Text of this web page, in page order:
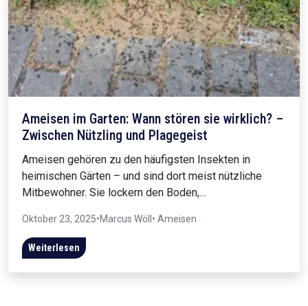
Ameisen im Garten: Wann stören sie wirklich? –
Zwischen Nützling und Plagegeist
Ameisen gehören zu den häufigsten Insekten in
heimischen Gärten – und sind dort meist nützliche
Mitbewohner. Sie lockern den Boden,…
Oktober 23, 2025•Marcus Wöll• Ameisen
Weiterlesen